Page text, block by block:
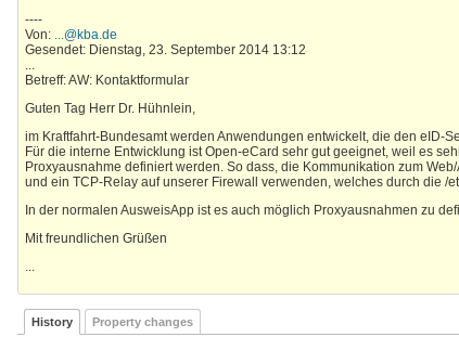
----
Von: ...@kba.de
Gesendet: Dienstag, 23. September 2014 13:12
...
Betreff: AW: Kontaktformular
Guten Tag Herr Dr. Hühnlein,
im Kraftfahrt-Bundesamt werden Anwendungen entwickelt, die den eID-
Für die interne Entwicklung ist Open-eCard sehr gut geeignet, weil es
Proxyausnahme definiert werden. So dass, die Kommunikation zum
und ein TCP-Relay auf unserer Firewall verwenden, welches durch die
In der normalen AusweisApp ist es auch möglich Proxyausnahmen zu
Mit freundlichen Grüßen
...
History Property changes